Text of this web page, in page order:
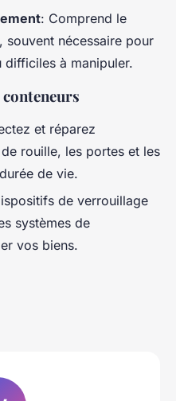
: Comprend le
souvent nécessaire pour
difficiles à manipuler.
et réparez
rouille, les portes et les
de vie.
de verrouillage
systèmes de
vos biens.